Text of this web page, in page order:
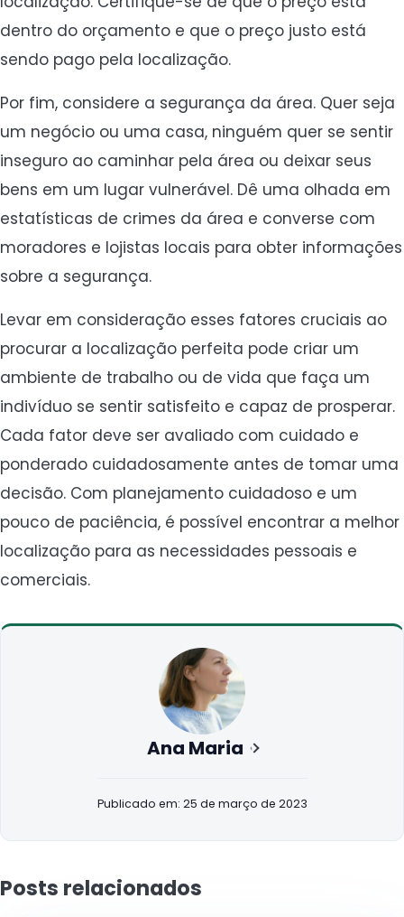
dentro do orçamento e que o preço justo está
sendo pago pela localização.
Por fim, considere a segurança da área. Quer seja
um negócio ou uma casa, ninguém quer se sentir
inseguro ao caminhar pela área ou deixar seus
bens em um lugar vulnerável. Dê uma olhada em
estatísticas de crimes da área e converse com
moradores e lojistas locais para obter informações
sobre a segurança.
Levar em consideração esses fatores cruciais ao
procurar a localização perfeita pode criar um
ambiente de trabalho ou de vida que faça um
indivíduo se sentir satisfeito e capaz de prosperar.
Cada fator deve ser avaliado com cuidado e
ponderado cuidadosamente antes de tomar uma
decisão. Com planejamento cuidadoso e um
pouco de paciência, é possível encontrar a melhor
localização para as necessidades pessoais e
comerciais.
Ana Maria
Publicado em: 25 de março de 2023
Posts relacionados